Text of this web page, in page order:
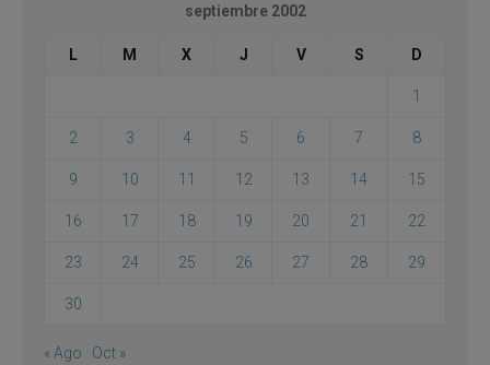
septiembre 2002
L M X J V S D
1
2 3 4 5 6 7 8
9 10 11 12 13 14 15
16 17 18 19 20 21 22
23 24 25 26 27 28 29
30
« Ago Oct »